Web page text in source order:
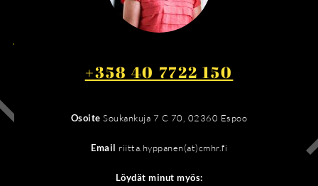
+358 40 7722 150
OsoiteSoukankuja 7 C 70, 02360 Espoo
Email riitta.hyppanen(at)cmhr.fi
Löydät minut myös: